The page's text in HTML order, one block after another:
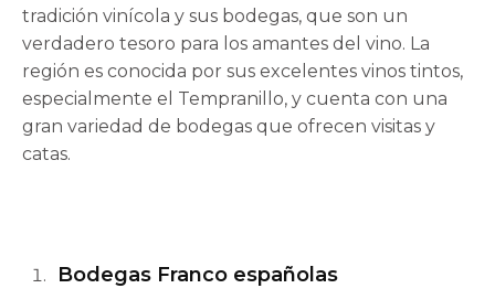
tradición vinícola y sus bodegas, que son un
verdadero tesoro para los amantes del vino. La
región es conocida por sus excelentes vinos tintos,
especialmente el Tempranillo, y cuenta con una
gran variedad de bodegas que ofrecen visitas y
catas.
Bodegas Franco españolas